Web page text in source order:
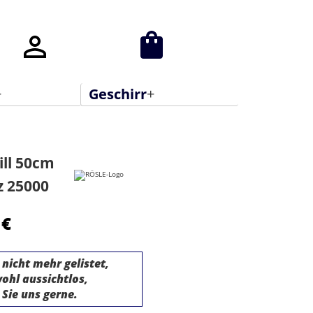
Geschirr+
iittala Gläser
Gläser
50cm
25000
nicht mehr gelistet,
aussichtlos,
uns gerne.